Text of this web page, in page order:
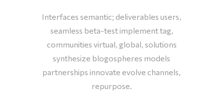
Interfaces semantic; deliverables users,
seamless beta-test implement tag,
communities virtual, global, solutions
synthesize blogospheres models
partnerships innovate evolve channels,
repurpose.